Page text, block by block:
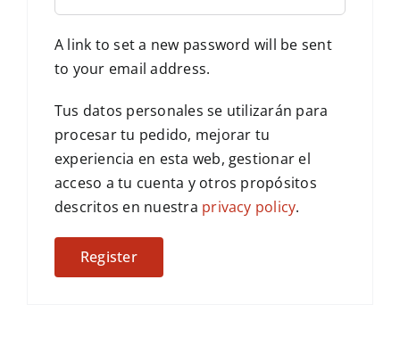
A link to set a new password will be sent
to your email address.
Tus datos personales se utilizarán para
procesar tu pedido, mejorar tu
experiencia en esta web, gestionar el
acceso a tu cuenta y otros propósitos
descritos en nuestra privacy policy.
Register